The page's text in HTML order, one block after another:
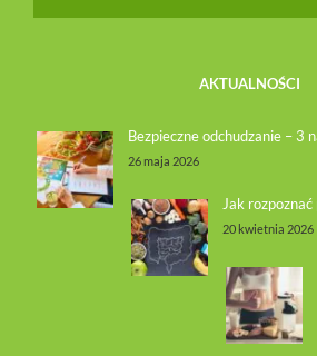
AKTUALNOŚCI
Bezpieczne odchudzanie – 3
26 maja 2026
Jak
20 kwietnia 2026